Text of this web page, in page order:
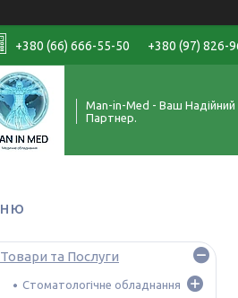
+380 (66) 666-55-50 +380 (97) 826-
Man-in-Med - Ваш Надійний
Партнер.
Товари та Послуги
Стоматологічне обладнання